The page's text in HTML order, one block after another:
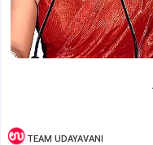
TEAM UDAYAVANI